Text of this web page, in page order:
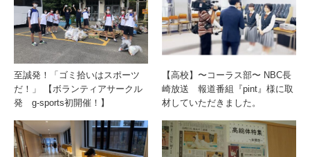
至誠発！「ゴミ拾いはスポーツ
だ！」 【ボランティアサークル
発 g-sports初開催！】
【高校】〜コーラス部〜 NBC長
崎放送 報道番組『pint』様に取
材していただきました。